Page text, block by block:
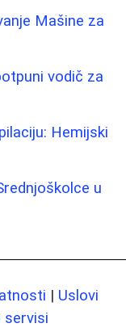
Mašine za
vodič za
Hemijski
u
| Uslovi
servisi